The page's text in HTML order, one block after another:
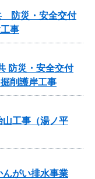
防災・安全交付
事
防災・安全交付
削護岸工事
工事（湯ノ平
がい排水事業